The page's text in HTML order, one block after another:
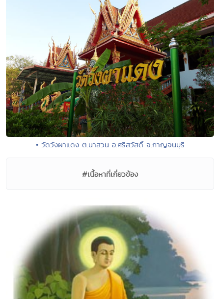
• วัดวังผาแดง ต.นาสวน อ.ศรีสวัสดิ์ จ.กาญจนบุรี
#เนื้อหาที่เกี่ยวข้อง